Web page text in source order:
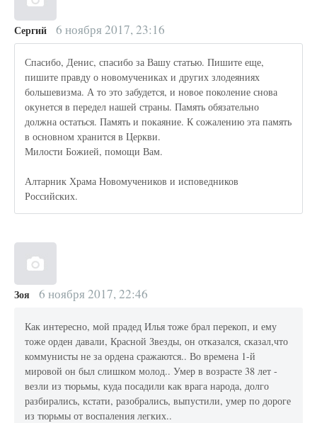
Сергий 6 ноября 2017, 23:16
Спасибо, Денис, спасибо за Вашу статью. Пишите еще,
пишите правду о новомучениках и других злодеяниях
большевизма. А то это забудется, и новое поколение снова
окунется в передел нашей страны. Память обязательно
должна остаться. Память и покаяние. К сожалению эта память
в основном хранится в Церкви.
Милости Божией, помощи Вам.
Алтарник Храма Новомучеников и исповедников
Российских.
Зоя 6 ноября 2017, 22:46
Как интересно, мой прадед Илья тоже брал перекоп, и ему
тоже орден давали, Красной Звезды, он отказался, сказал,что
коммунисты не за ордена сражаются.. Во времена 1-й
мировой он был слишком молод.. Умер в возрасте 38 лет -
везли из тюрьмы, куда посадили как врага народа, долго
разбирались, кстати, разобрались, выпустили, умер по дороге
из тюрьмы от воспаления легких..